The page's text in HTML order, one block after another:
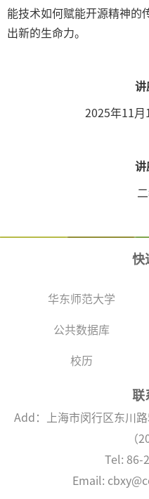
能技术如何赋能开源精神
出新的生命力。
讲
2025年11月
讲
快
华东师范大学
公共数据库
校历
联
Add：上海市闵行区东川
（
Tel: 86-
Email: